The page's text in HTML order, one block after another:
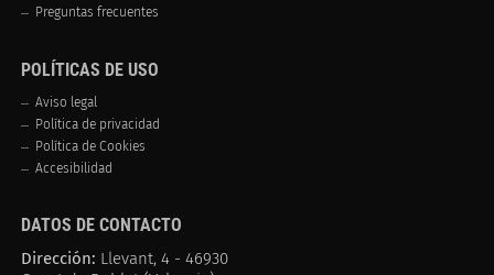
Preguntas frecuentes
POLÍTICAS DE USO
Aviso legal
Política de privacidad
Política de Cookies
Accesibilidad
DATOS DE CONTACTO
Dirección: Llevant, 4 - 46930